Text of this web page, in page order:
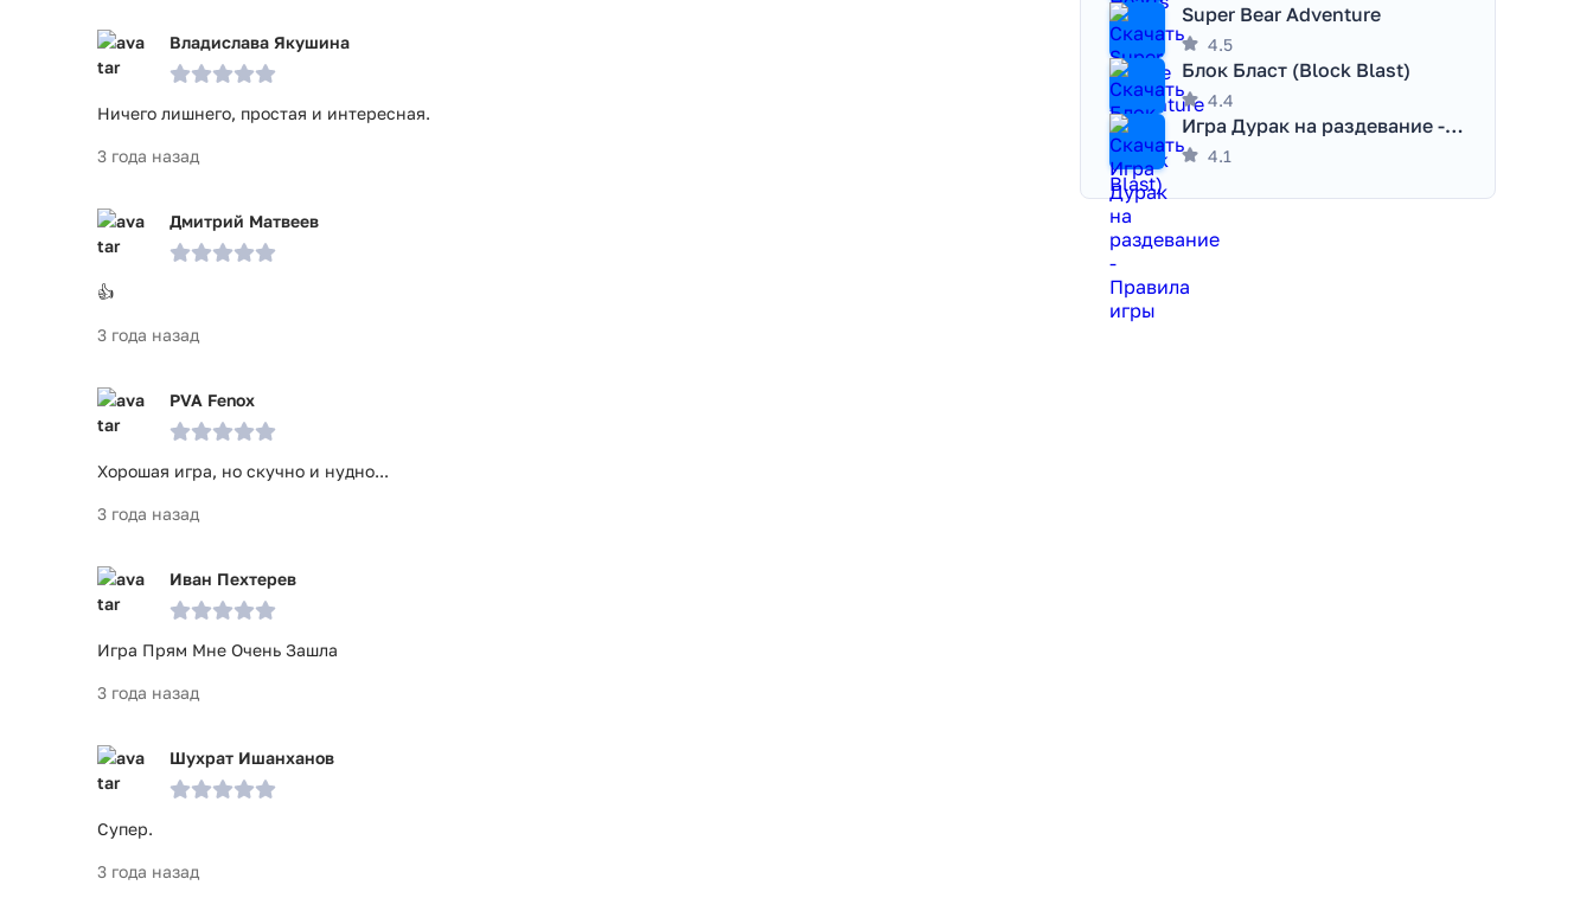
Владислава Якушина
Ничего лишнего, простая и интересная.
3 года назад
Дмитрий Матвеев
👍
3 года назад
PVA Fenox
Хорошая игра, но скучно и нудно...
3 года назад
Иван Пехтерев
Игра Прям Мне Очень Зашла
3 года назад
Шухрат Ишанханов
Супер.
3 года назад
Super Bear Adventure
4.5
Блок Бласт (Block Blast)
4.4
Игра Дурак на раздевание - Правила игры
4.1